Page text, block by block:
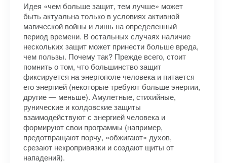
Идея «чем больше защит, тем лучше» может
быть актуальна только в условиях активной
магической войны и лишь на определенный
период времени. В остальных случаях наличие
нескольких защит может принести больше вреда,
чем пользы. Почему так? Прежде всего, стоит
помнить о том, что большинство защит
фиксируется на энергополе человека и питается
его энергией (некоторые требуют больше энергии,
другие — меньше). Амулетные, стихийные,
рунические и колдовские защиты
взаимодействуют с энергией человека и
формируют свои программы (например,
предотвращают порчу, «обжигают» духов,
срезают некропривязки и создают щиты от
нападений).